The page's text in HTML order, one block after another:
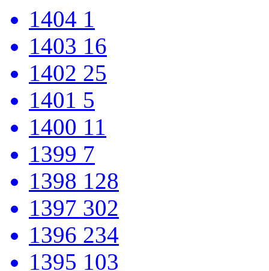
1404 1
1403 16
1402 25
1401 5
1400 11
1399 7
1398 128
1397 302
1396 234
1395 103